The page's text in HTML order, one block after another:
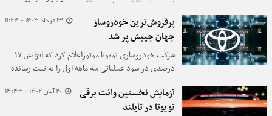
حضور دارد. یکی از سوالات و شایعات مهم درباره شاهین،
به پلت‌فرم و زیرساخت آن برمی‌گردد. 13 مرداد 1403 - 11:24
پرفروش‌ترین خودروساز
جهان جیبش پر شد
شرکت خودروسازی تویوتا موتوراعلام کرد که افزایش ۱۷
درصدی در سود عملیاتی سه ماهه اول را به ثبت رسانده
است، زیرا کاهش هزینه‌ها و ضعیف بودن ین به جبران
کاهش فروش و حجم تولید در داخل کمک کرده است.
20 آبان 1402 - 14:43
آزمایش نخستین وانت برقی
تویوتا در تایلند